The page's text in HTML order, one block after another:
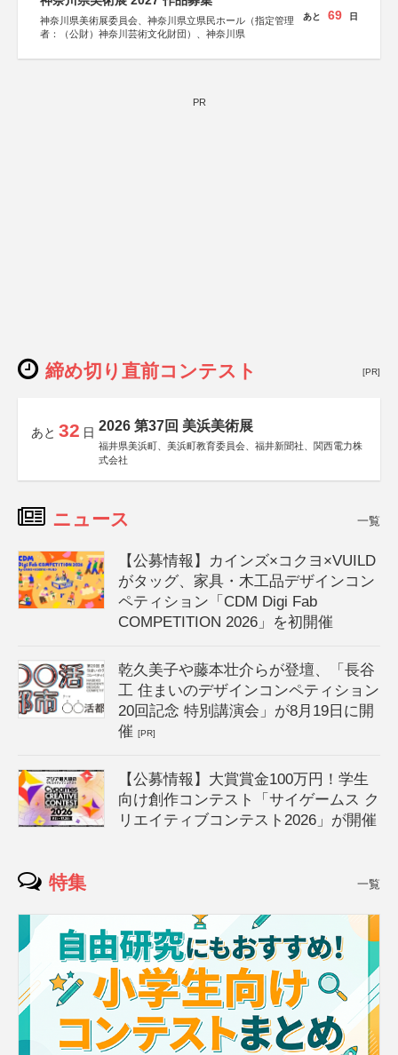
神奈川県美術展委員会、神奈川県立県民ホール（指定管理
者：（公財）神奈川芸術文化財団）、神奈川県
あと 69 日
PR
締め切り直前コンテスト [PR]
あと 32 日 2026 第37回 美浜美術展
福井県美浜町、美浜町教育委員会、福井新聞社、関西電力株
式会社
ニュース 一覧
【公募情報】カインズ×コクヨ×VUILD
がタッグ、家具・木工品デザインコン
ペティション「CDM Digi Fab
COMPETITION 2026」を初開催
乾久美子や藤本壮介らが登壇、「長谷
工 住まいのデザインコンペティション
20回記念 特別講演会」が8月19日に開
催[PR]
【公募情報】大賞賞金100万円！学生
向け創作コンテスト「サイゲームス ク
リエイティブコンテスト2026」が開催
特集 一覧